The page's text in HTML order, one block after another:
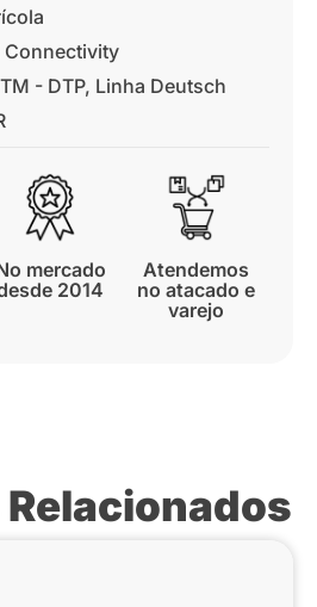
Connectivity
- DTP, Linha Deutsch
mercado
2014
Atendemos
no atacado e
varejo